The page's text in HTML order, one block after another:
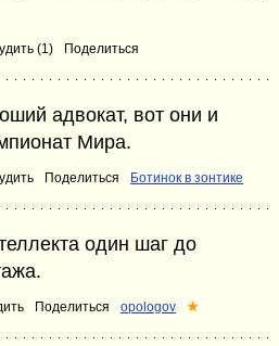
(1) Поделиться
адвокат, вот они и
Мира.
Поделиться Ботинок в зонтике
один шаг до
Поделиться opologov ★